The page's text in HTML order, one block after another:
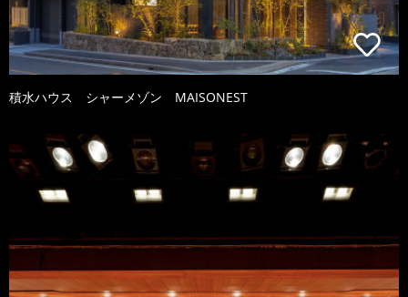
積水ハウス シャーメゾン MAISONEST